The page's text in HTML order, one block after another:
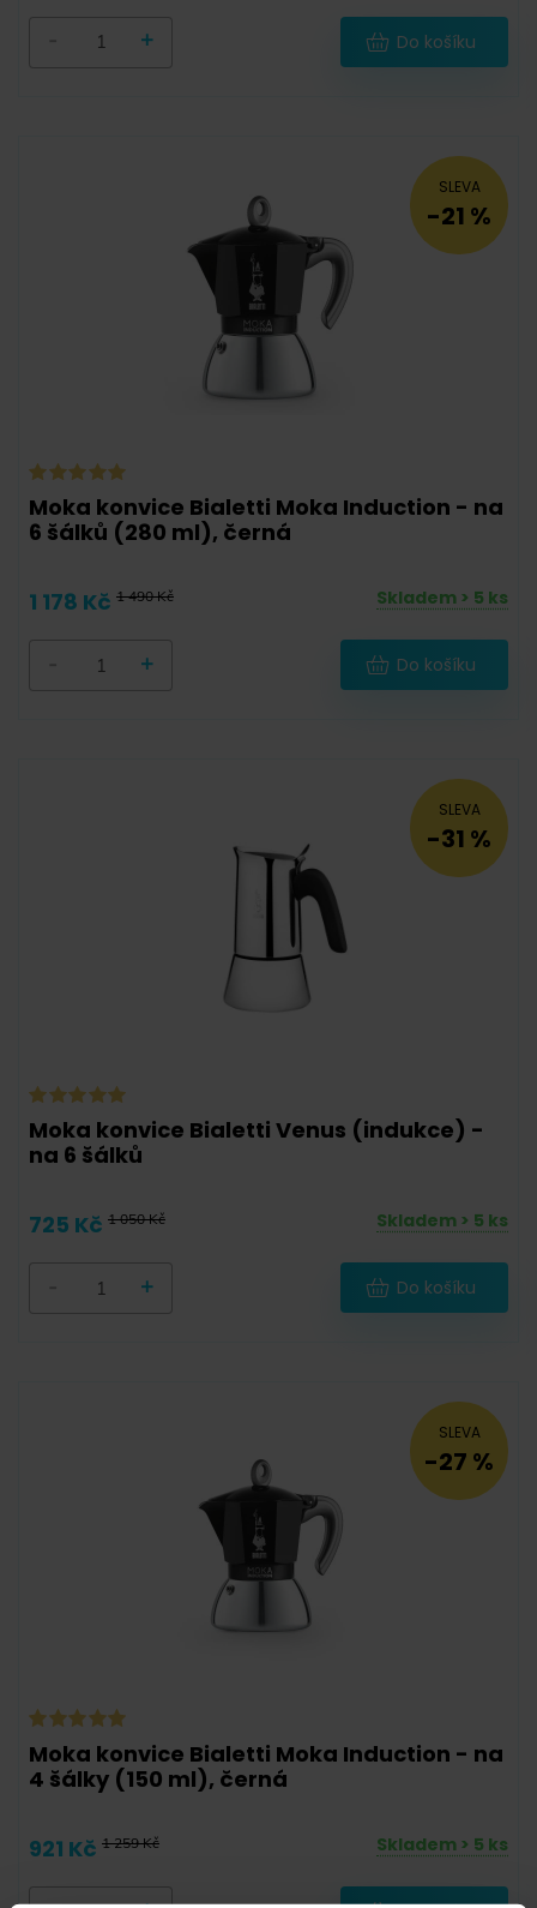
+ Do košíku
SLEVA
-21 %
Moka konvice Bialetti Moka Induction - na
6 šálků (280 ml), černá
1 178 Kč 1 490 Kč Skladem > 5 ks
+ Do košíku
SLEVA
-31 %
Moka konvice Bialetti Venus (indukce) -
na 6 šálků
725 Kč 1 050 Kč Skladem > 5 ks
+ Do košíku
SLEVA
-27 %
Moka konvice Bialetti Moka Induction - na
4 šálky (150 ml), černá
921 Kč 1 259 Kč Skladem > 5 ks